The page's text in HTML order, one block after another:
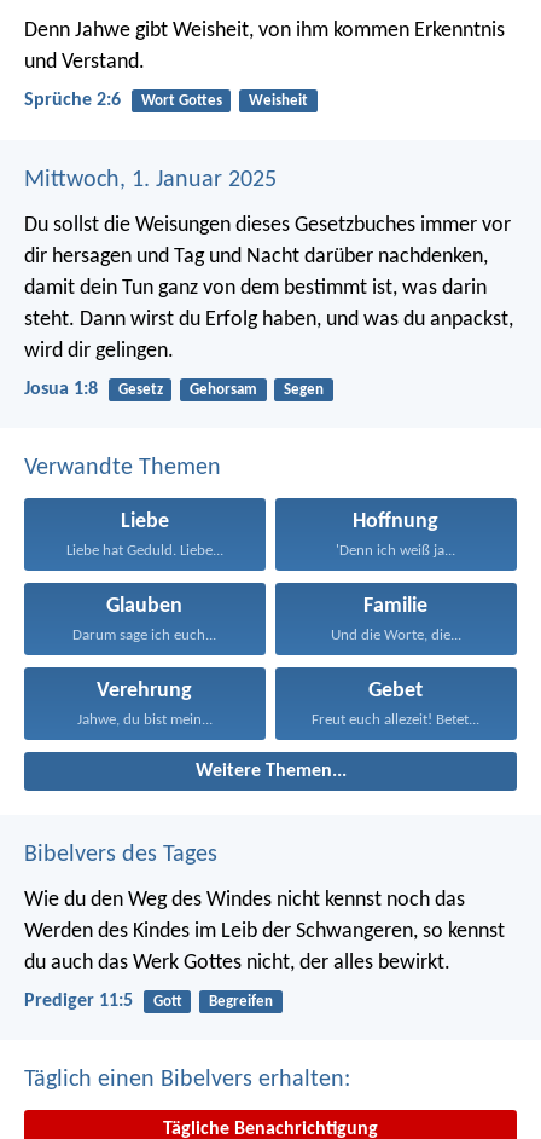
Denn Jahwe gibt Weisheit, von ihm kommen Erkenntnis
und Verstand.
Sprüche 2:6 Wort Gottes Weisheit
Mittwoch, 1. Januar 2025
Du sollst die Weisungen dieses Gesetzbuches immer vor
dir hersagen und Tag und Nacht darüber nachdenken,
damit dein Tun ganz von dem bestimmt ist, was darin
steht. Dann wirst du Erfolg haben, und was du anpackst,
wird dir gelingen.
Josua 1:8 Gesetz Gehorsam Segen
Verwandte Themen
Liebe
Liebe hat Geduld. Liebe...
Hoffnung
'Denn ich weiß ja...
Glauben
Darum sage ich euch...
Familie
Und die Worte, die...
Verehrung
Jahwe, du bist mein...
Gebet
Freut euch allezeit! Betet...
Weitere Themen...
Bibelvers des Tages
Wie du den Weg des Windes nicht kennst noch das
Werden des Kindes im Leib der Schwangeren, so kennst
du auch das Werk Gottes nicht, der alles bewirkt.
Prediger 11:5 Gott Begreifen
Täglich einen Bibelvers erhalten:
Tägliche Benachrichtigung